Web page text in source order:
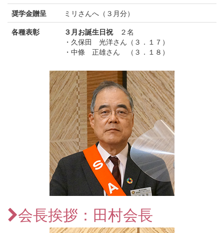
奨学金贈呈
ミリさんへ（３月分）
各種表彰
３月お誕生日祝２名
・久保田 光洋さん（３．１７）
・中條 正雄さん （３．１８）
会長挨拶：田村会長